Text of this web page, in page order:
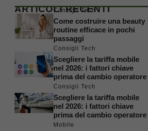
ARTICOLI RECENTI
Consigli Tech
Come costruire una beauty
routine efficace in pochi
passaggi
Consigli Tech
Scegliere la tariffa mobile
nel 2026: i fattori chiave
prima del cambio operatore
Consigli Tech
Scegliere la tariffa mobile
nel 2026: i fattori chiave
prima del cambio operatore
Mobile